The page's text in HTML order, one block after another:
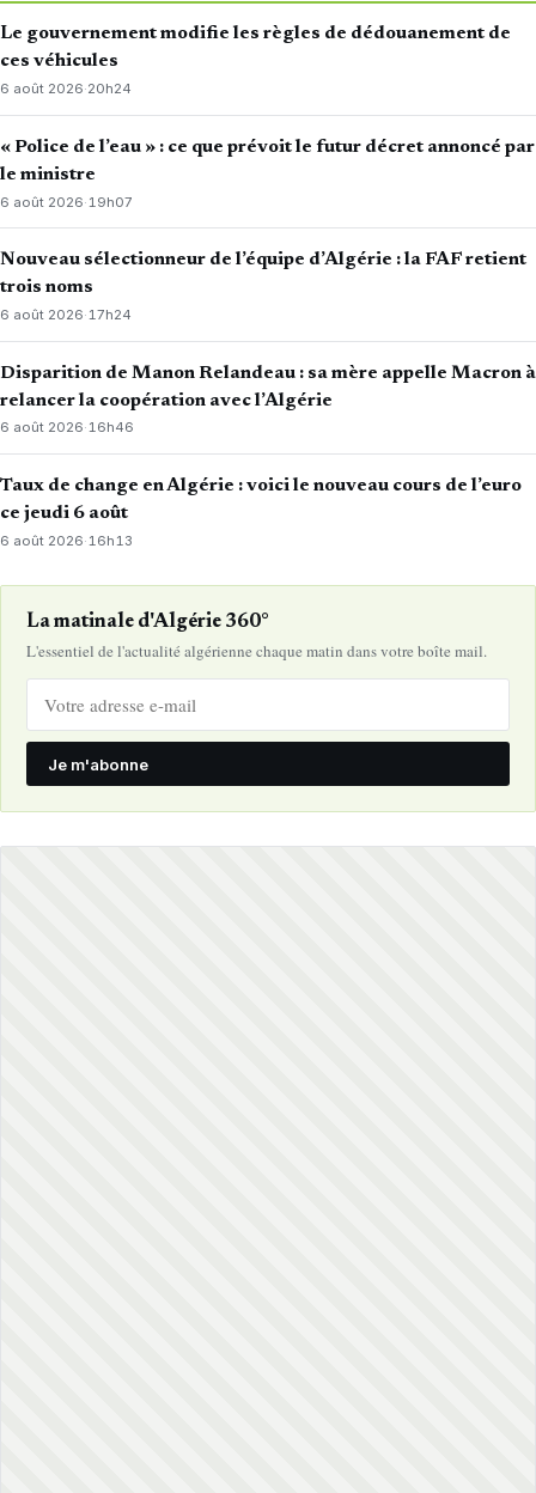
Le gouvernement modifie les règles de dédouanement de
ces véhicules
6 août 2026·20h24
« Police de l’eau » : ce que prévoit le futur décret annoncé par
le ministre
6 août 2026· 19h07
Nouveau sélectionneur de l’équipe d’Algérie : la FAF retient
trois noms
6 août 2026·17h24
Disparition de Manon Relandeau : sa mère appelle Macron à
relancer la coopération avec l’Algérie
6 août 2026·16h46
Taux de change en Algérie : voici le nouveau cours de l’euro
ce jeudi 6 août
6 août 2026· 16h13
La matinale d'Algérie 360°
L'essentiel de l'actualité algérienne chaque matin dans votre boîte mail.
Je m'abonne